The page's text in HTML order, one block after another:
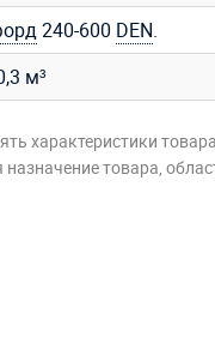
240-600 DEN.
м³
характеристики
товара,